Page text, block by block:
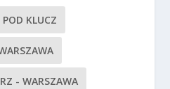
KLUCZ
- WARSZAWA